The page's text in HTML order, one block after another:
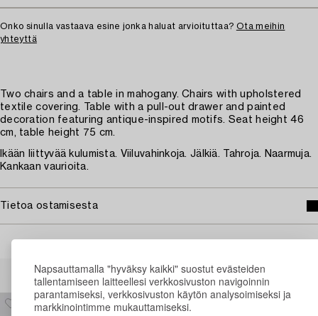
Napsauttamalla "hyväksy kaikki" suostut evästeiden
tallentamiseen laitteellesi verkkosivuston navigoinnin
parantamiseksi, verkkosivuston käytön analysoimiseksi ja
markkinointimme mukauttamiseksi.
Onko sinulla vastaava esine jonka haluat arvioituttaa? Ota meihin
yhteyttä
Two chairs and a table in mahogany. Chairs with upholstered
textile covering. Table with a pull-out drawer and painted
decoration featuring antique-inspired motifs. Seat height 46
cm, table height 75 cm.
Ikään liittyvää kulumista. Viiluvahinkoja. Jälkiä. Tahroja. Naarmuja.
Kankaan vaurioita.
Tietoa ostamisesta
Muiden katsomia kohteita